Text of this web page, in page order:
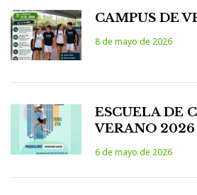
CAMPUS DE
8 de mayo de 2026
ESCUELA DE
VERANO 2026
6 de mayo de 2026